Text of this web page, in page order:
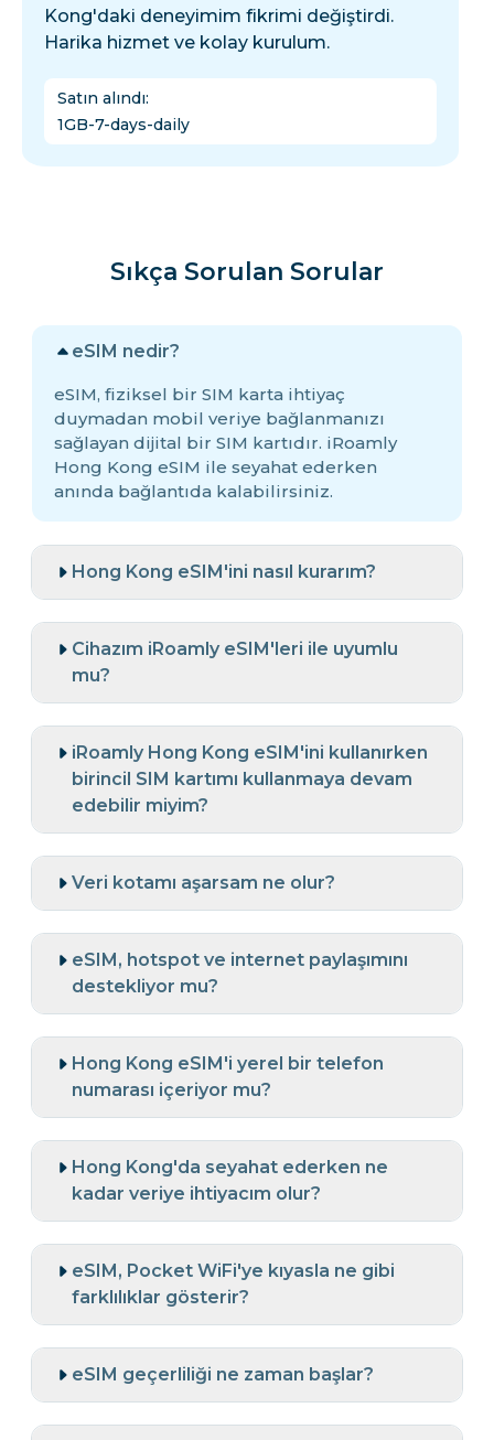
Kong'daki deneyimim fikrimi değiştirdi.
Harika hizmet ve kolay kurulum.
Satın alındı:
1GB-7-days-daily
Sıkça Sorulan Sorular
eSIM nedir?
eSIM, fiziksel bir SIM karta ihtiyaç
duymadan mobil veriye bağlanmanızı
sağlayan dijital bir SIM kartıdır. iRoamly
Hong Kong eSIM ile seyahat ederken
anında bağlantıda kalabilirsiniz.
Hong Kong eSIM'ini nasıl kurarım?
Cihazım iRoamly eSIM'leri ile uyumlu
mu?
iRoamly Hong Kong eSIM'ini kullanırken
birincil SIM kartımı kullanmaya devam
edebilir miyim?
Veri kotamı aşarsam ne olur?
eSIM, hotspot ve internet paylaşımını
destekliyor mu?
Hong Kong eSIM'i yerel bir telefon
numarası içeriyor mu?
Hong Kong'da seyahat ederken ne
kadar veriye ihtiyacım olur?
eSIM, Pocket WiFi'ye kıyasla ne gibi
farklılıklar gösterir?
eSIM geçerliliği ne zaman başlar?